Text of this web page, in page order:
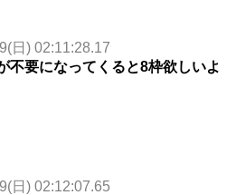
日) 02:11:28.17
不要になってくると8枠欲しいよ
日) 02:12:07.65